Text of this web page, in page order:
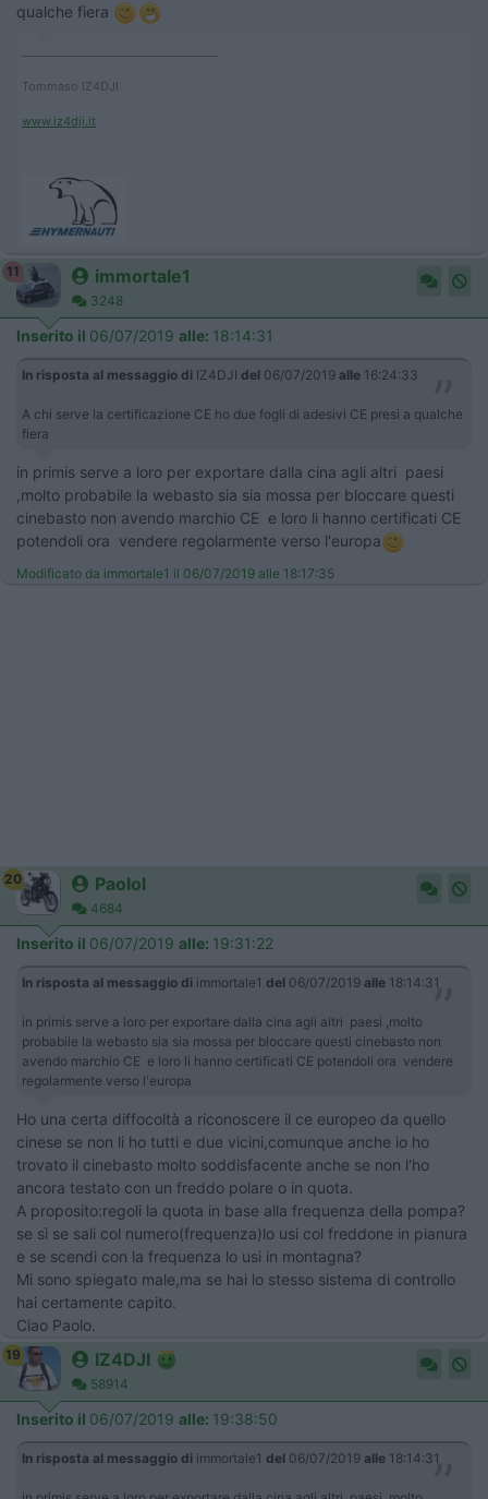
qualche fiera
Tommaso IZ4DJI
www.iz4dji.it
11 immortale1
3248
Inserito il 06/07/2019 alle: 18:14:31
In risposta al messaggio di IZ4DJI del 06/07/2019 alle 16:24:33
A chi serve la certificazione CE ho due fogli di adesivi CE presi a qualche
fiera
in primis serve a loro per exportare dalla cina agli altri paesi
,molto probabile la webasto sia sia mossa per bloccare questi
cinebasto non avendo marchio CE e loro li hanno certificati CE
potendoli ora vendere regolarmente verso l'europa
Modificato da immortale1 il 06/07/2019 alle 18:17:35
20 Paolol
4684
Inserito il 06/07/2019 alle: 19:31:22
In risposta al messaggio di immortale1 del 06/07/2019 alle 18:14:31
in primis serve a loro per exportare dalla cina agli altri paesi ,molto
probabile la webasto sia sia mossa per bloccare questi cinebasto non
avendo marchio CE e loro li hanno certificati CE potendoli ora vendere
regolarmente verso l'europa
Ho una certa diffocoltà a riconoscere il ce europeo da quello
cinese se non li ho tutti e due vicini,comunque anche io ho
trovato il cinebasto molto soddisfacente anche se non l'ho
ancora testato con un freddo polare o in quota.
A proposito:regoli la quota in base alla frequenza della pompa?
se sì se sali col numero(frequenza)lo usi col freddone in pianura
e se scendi con la frequenza lo usi in montagna?
Mi sono spiegato male,ma se hai lo stesso sistema di controllo
hai certamente capito.
Ciao Paolo.
19 IZ4DJI
58914
Inserito il 06/07/2019 alle: 19:38:50
In risposta al messaggio di immortale1 del 06/07/2019 alle 18:14:31